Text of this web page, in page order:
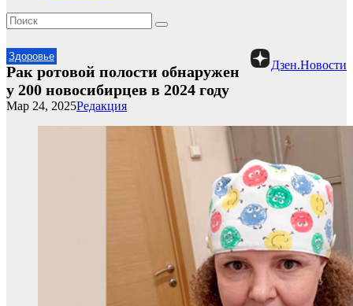
Здоровье
Дзен.Новости
Рак ротовой полости обнаружен
у 200 новосибирцев в 2024 году
Редакция
Мар 24, 2025